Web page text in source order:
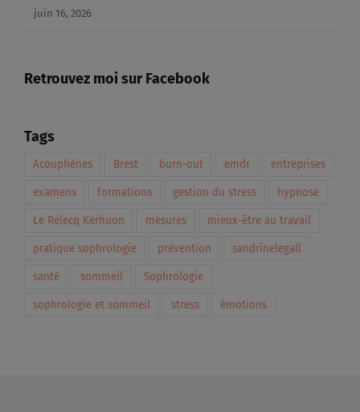
juin 16, 2026
Retrouvez moi sur Facebook
Tags
Acouphènes Brest burn-out emdr entreprises
examens formations gestion du stress hypnose
Le Relecq Kerhuon mesures mieux-être au travail
pratique sophrologie prévention sandrinelegall
santé sommeil Sophrologie
sophrologie et sommeil stress émotions